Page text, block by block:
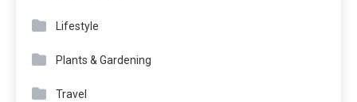
Lifestyle
Plants & Gardening
Travel